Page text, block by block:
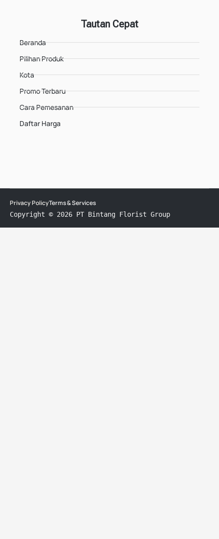
Tautan Cepat
Beranda
Pilihan Produk
Kota
Promo Terbaru
Cara Pemesanan
Daftar Harga
Copyright © 2026 PT Bintang Florist Group
Privacy PolicyTerms & Services